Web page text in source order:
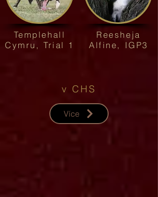
Templehall
Cymru, Trial 1
Reesheja
Alfine, IGP3
v CHS
Více